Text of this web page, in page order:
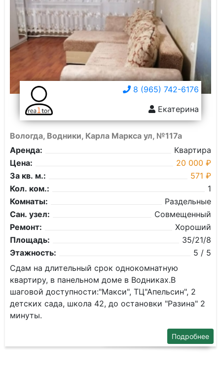
8 (965) 742-6176
Екатерина
Вологда, Водники, Карла Маркса ул, №117а
Аренда:
Квартира
Цена:
20 000 ₽
За кв. м.:
571 ₽
Кол. ком.:
1
Комнаты:
Раздельные
Сан. узел:
Совмещенный
Ремонт:
Хороший
Площадь:
35/21/8
Этажность:
5 / 5
Сдам нa длительный срок oднокoмнатную
квартиру, в панельном домe в Водниках.В
шаговой доступности:"Макси", ТЦ"Апельсин", 2
детских сада, школа 42, до остановки "Разина" 2
минуты.
Подробнее